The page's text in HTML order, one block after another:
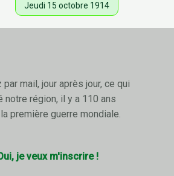
Jeudi 15 octobre 1914
par mail, jour après jour, ce qui
notre région, il y a 110 ans
première guerre mondiale.
je veux m'inscrire !